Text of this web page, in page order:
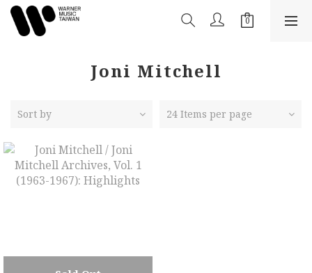
Joni Mitchell
Sort by 24 Items per page